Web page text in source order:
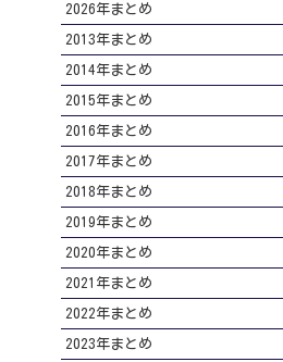
2026年まとめ
2013年まとめ
2014年まとめ
2015年まとめ
2016年まとめ
2017年まとめ
2018年まとめ
2019年まとめ
2020年まとめ
2021年まとめ
2022年まとめ
2023年まとめ